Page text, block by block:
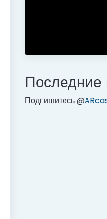
Последние
Подпишитесь @